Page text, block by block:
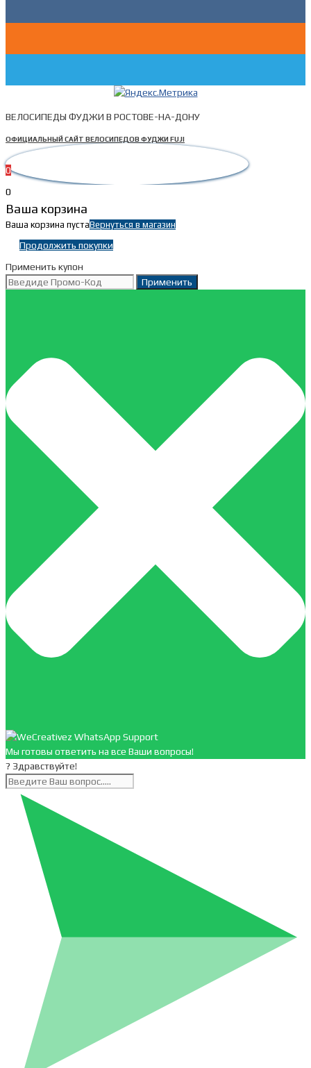
ВЕЛОСИПЕДЫ ФУДЖИ В РОСТОВЕ-НА-ДОНУ
ОФИЦИАЛЬНЫЙ САЙТ ВЕЛОСИПЕДОВ ФУДЖИ FUJI
0
0
Ваша корзина
Ваша корзина пустаВернуться в магазин
Продолжить покупки
Применить купон
Применить
Мы готовы ответить на все Ваши вопросы!
? Здравствуйте!